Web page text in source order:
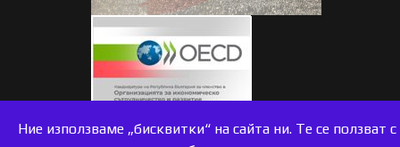
Ние използваме „бисквитки“ на сайта ни. Те се
accessible